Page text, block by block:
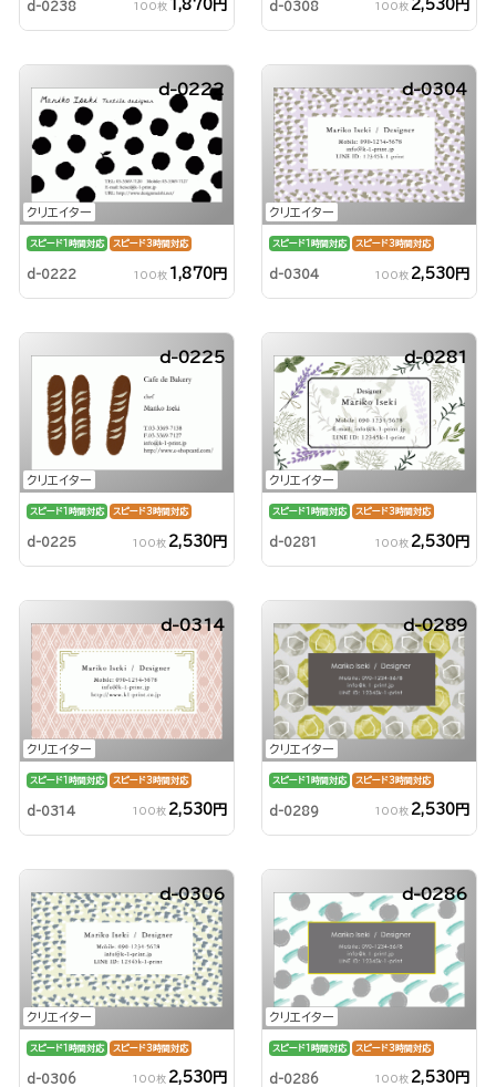
d-0238 100枚 1,870円 d-0308 100枚 2,530円
クリエイター
d-0222
スピード1時間対応 スピード3時間対応
d-0222 100枚 1,870円
クリエイター
d-0304
スピード1時間対応 スピード3時間対応
d-0304 100枚 2,530円
クリエイター
d-0225
スピード1時間対応 スピード3時間対応
d-0225 100枚 2,530円
クリエイター
d-0281
スピード1時間対応 スピード3時間対応
d-0281 100枚 2,530円
クリエイター
d-0314
スピード1時間対応 スピード3時間対応
d-0314 100枚 2,530円
クリエイター
d-0289
スピード1時間対応 スピード3時間対応
d-0289 100枚 2,530円
クリエイター
d-0306
スピード1時間対応 スピード3時間対応
d-0306 100枚 2,530円
クリエイター
d-0286
スピード1時間対応 スピード3時間対応
d-0286 100枚 2,530円